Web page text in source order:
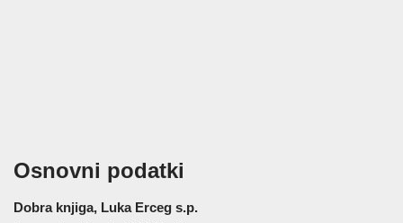
Osnovni podatki
Dobra knjiga, Luka Erceg s.p.